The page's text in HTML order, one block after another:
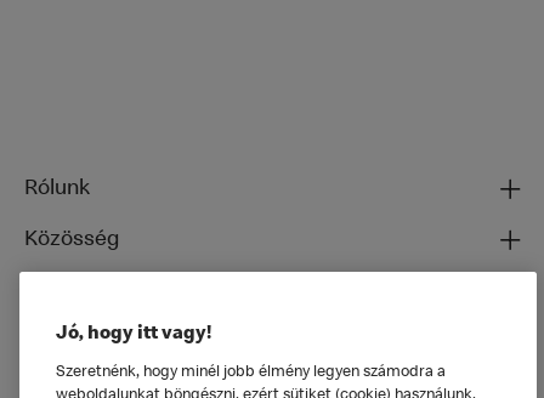
Rólunk
Közösség
Általános
Jó, hogy itt vagy!
Szeretnénk, hogy minél jobb élmény legyen számodra a